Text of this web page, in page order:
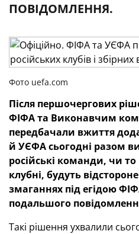
ПОВІДОМЛЕННЯ.
Фото uefa.com
Після першочергових
ФІФА та Виконавчим
передбачали вжиття
й УЄФА сьогодні разом
російські команди, чи
клубні, будуть
змаганнях під егідою
подальшого
Такі рішення ухвалили